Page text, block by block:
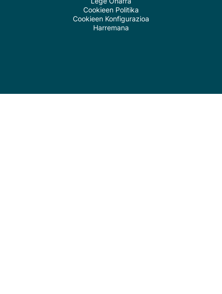
Cookieen Politika
Cookieen Konfigurazioa
Harremana